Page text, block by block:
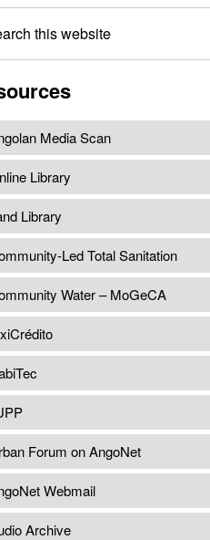
Media Scan
Library
Library
Led Total Sanitation
Water – MoGeCA
Forum on AngoNet
Webmail
Archive